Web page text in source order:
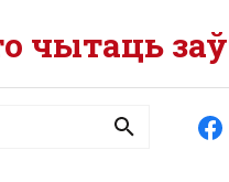
чытаць